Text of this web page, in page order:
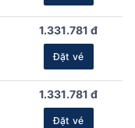
1.331.781 đ
Đặt vé
1.331.781 đ
Đặt vé